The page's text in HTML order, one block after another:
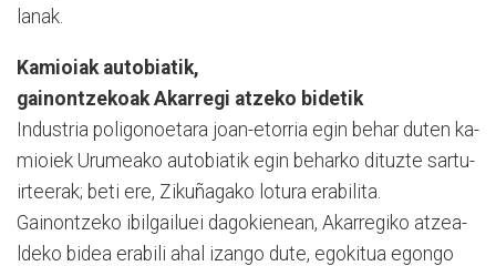
lanak.
Kamioiak autobiatik,
gainontzekoak Akarregi atzeko bidetik
Industria poligonoetara joan-etorria egin behar duten ka­
mioiek Urumeako autobiatik egin beharko dituzte sartu-
irteerak; beti ere, Zikuñaga­ko lotura erabilita.
Gainontzeko ibilgailuei da­gokienean, Akarregiko atze­a­
ldeko bidea erabili ahal izango dute, egokitua egongo